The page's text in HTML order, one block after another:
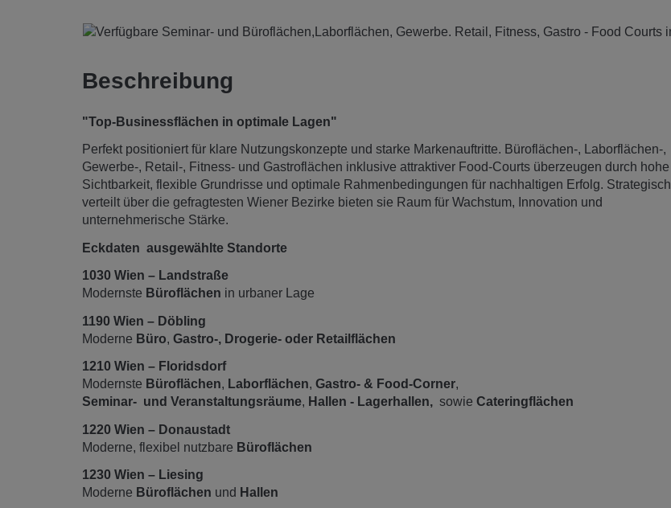
Beschreibung
"Top-Businessflächen in optimale Lagen"
Perfekt positioniert für klare Nutzungskonzepte und starke Markenauftritte. Büroflächen-, Laborflächen-,
Gewerbe-, Retail-, Fitness- und Gastroflächen inklusive attraktiver Food-Courts überzeugen durch hohe
Sichtbarkeit, flexible Grundrisse und optimale Rahmenbedingungen für nachhaltigen Erfolg. Strategisch
verteilt über die gefragtesten Wiener Bezirke bieten sie Raum für Wachstum, Innovation und
unternehmerische Stärke.
Eckdaten ausgewählte Standorte
1030 Wien – Landstraße
Modernste Büroflächen in urbaner Lage
1190 Wien – Döbling
Moderne Büro, Gastro-, Drogerie- oder Retailflächen
1210 Wien – Floridsdorf
Modernste Büroflächen, Laborflächen, Gastro- & Food-Corner,
Seminar- und Veranstaltungsräume, Hallen - Lagerhallen, sowie Cateringflächen
1220 Wien – Donaustadt
Moderne, flexibel nutzbare Büroflächen
1230 Wien – Liesing
Moderne Büroflächen und Hallen